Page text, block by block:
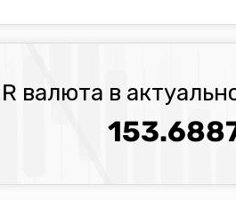
валюта в